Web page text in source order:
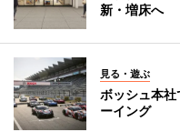
新・増床へ
見る・遊ぶ
ボッシュ本社
ーイング